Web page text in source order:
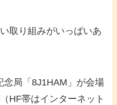
取り組みがいっぱいあ
念局「8J1HAM」が会場
HF帯はインターネット